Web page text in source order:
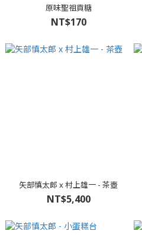
原味聖祖貢糖
NT$170
矢部慎太郎 x 村上雄一 - 茶壺
NT$5,400